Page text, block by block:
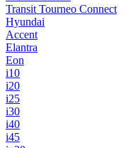
Transit Tourneo Connect
Hyundai
Accent
Elantra
Eon
i10
i20
i25
i30
i40
i45